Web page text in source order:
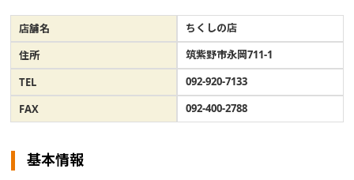
店舗名
ちくしの店
住所
筑紫野市永岡711-1
TEL
092-920-7133
FAX
092-400-2788
基本情報